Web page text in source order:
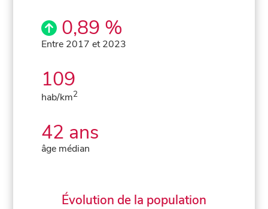
0,89 %
Entre 2017 et 2023
109
hab/km2
42 ans
âge médian
Évolution de la population